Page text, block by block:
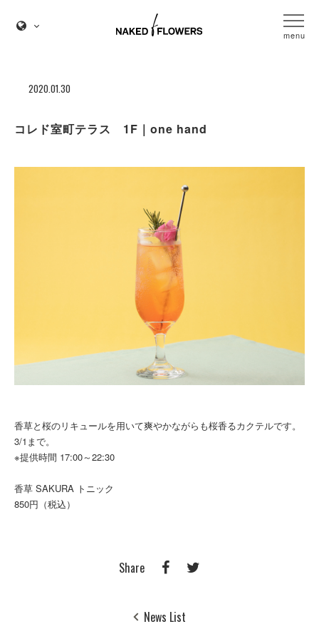
menu
2020.01.30
コレド室町テラス 1F｜one hand
香草と桜のリキュールを用いて爽やかながらも桜香るカクテルです。
3/1まで。
※提供時間 17:00～22:30
香草 SAKURA トニック
850円（税込）
Share
News List